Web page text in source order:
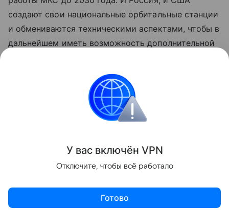
создают свои национальные орбитальные станции
и обмениваются техническими аспектами, чтобы в
дальнейшем иметь возможность дополнительной
МКС. Перекрестные полеты на российских и
американских кораблях на Международную
космическую станцию будут продолжаться до
завершения работы МКС.
Поделиться
У вас включён VPN
Отключите, чтобы всё работало
Готово